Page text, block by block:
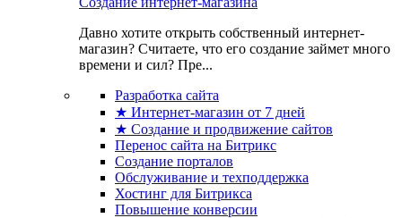
Давно хотите открыть собственный интернет-
магазин? Считаете, что его создание займет много
времени и сил? Пре...
Разработка сайта
★ Интернет-магазин от 7 дней
★ Создание и продвижение сайтов
Перенос сайта на Битрикс
Создание порталов
Обслуживание и техподдержка
Хостинг для Битрикса
Повышение конверсии